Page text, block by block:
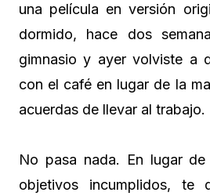
una película en versión
dormido, hace dos
gimnasio y ayer volviste a
con el café en lugar de la
acuerdas de llevar al trabajo.
No pasa nada. En lugar
objetivos incumplidos, te